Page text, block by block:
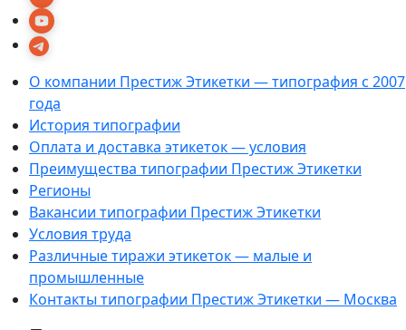
О компании Престиж Этикетки — типография с 2007
года
История типографии
Оплата и доставка этикеток — условия
Преимущества типографии Престиж Этикетки
Регионы
Вакансии типографии Престиж Этикетки
Условия труда
Различные тиражи этикеток — малые и
промышленные
Контакты типографии Престиж Этикетки — Москва